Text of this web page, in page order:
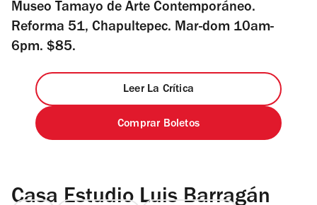
Museo Tamayo de Arte Contemporáneo.
Reforma 51, Chapultepec. Mar-dom 10am-
6pm. $85.
Leer La Crítica
Comprar Boletos
Casa Estudio Luis Barragán